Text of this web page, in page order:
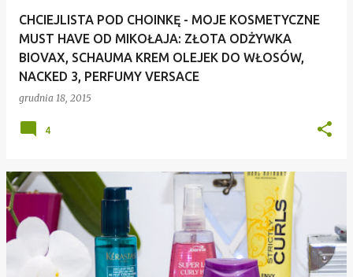
CHCIEJLISTA POD CHOINKĘ - MOJE KOSMETYCZNE
MUST HAVE OD MIKOŁAJA: ZŁOTA ODŻYWKA
BIOVAX, SCHAUMA KREM OLEJEK DO WŁOSÓW,
NACKED 3, PERFUMY VERSACE
grudnia 18, 2015
4